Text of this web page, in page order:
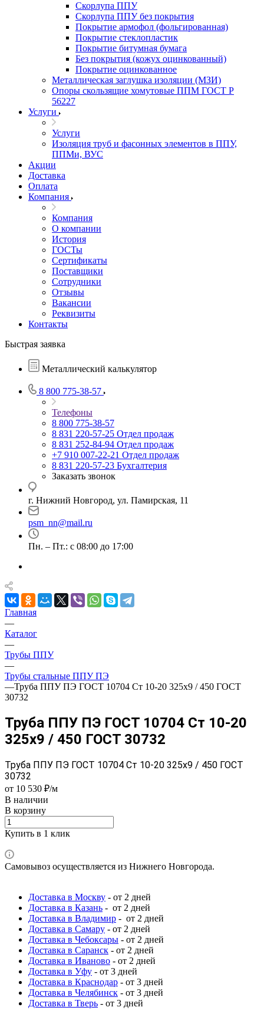
Скорлупа ППУ
Скорлупа ППУ без покрытия
Покрытие армофол (фольгированная)
Покрытие стеклопластик
Покрытие битумная бумага
Без покрытия (кожух оцинкованный)
Покрытие оцинкованное
Металлическая заглушка изоляции (МЗИ)
Опоры скользящие хомутовые ППМ ГОСТ Р
56227
Услуги
Услуги
Изоляция труб и фасонных элементов в ППУ,
ППМи, ВУС
Акции
Доставка
Оплата
Компания
Компания
О компании
История
ГОСТы
Сертификаты
Поставщики
Сотрудники
Отзывы
Вакансии
Реквизиты
Контакты
Быстрая заявка
Металлический калькулятор
8 800 775-38-57
Телефоны
8 800 775-38-57
8 831 220-57-25 Отдел продаж
8 831 252-84-94 Отдел продаж
+7 910 007-22-21 Отдел продаж
8 831 220-57-23 Бухгалтерия
Заказать звонок
г. Нижний Новгород, ул. Памирская, 11
psm_nn@mail.ru
Пн. – Пт.: с 08:00 до 17:00
Главная
—
Каталог
—
Трубы ППУ
—
Трубы стальные ППУ ПЭ
—Труба ППУ ПЭ ГОСТ 10704 Ст 10-20 325x9 / 450 ГОСТ
30732
Труба ППУ ПЭ ГОСТ 10704 Ст 10-20
325x9 / 450 ГОСТ 30732
Труба ППУ ПЭ ГОСТ 10704 Ст 10-20 325x9 / 450 ГОСТ
30732
от 10 530 ₽/м
В наличии
В корзину
Купить в 1 клик
Самовывоз осуществляется из Нижнего Новгорода.
Доставка в Москву - от 2 дней
Доставка в Казань - от 2 дней
Доставка в Владимир - от 2 дней
Доставка в Самару - от 2 дней
Доставка в Чебоксары - от 2 дней
Доставка в Саранск - от 2 дней
Доставка в Иваново - от 2 дней
Доставка в Уфу - от 3 дней
Доставка в Краснодар - от 3 дней
Доставка в Челябинск - от 3 дней
Доставка в Тверь - от 3 дней